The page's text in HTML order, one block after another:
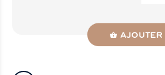
AJOUTER